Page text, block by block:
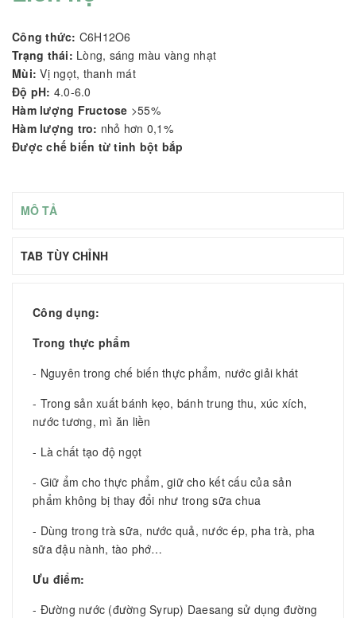
Công thức: C6H12O6
Trạng thái: Lòng, sáng màu vàng nhạt
Mùi:Vị ngọt, thanh mát
Độ pH: 4.0-6.0
Hàm lượng Fructose >55%
Hàm lượng tro: nhỏ hơn 0,1%
Được chế biến từ tinh bột bắp
MÔ TẢ
TAB TÙY CHỈNH
Công dụng:
Trong thực phẩm
- Nguyên trong chế biến thực phẩm, nước giải khát
- Trong sản xuất bánh kẹo, bánh trung thu, xúc xích,
nước tương, mì ăn liền
- Là chất tạo độ ngọt
- Giữ ẩm cho thực phẩm, giữ cho kết cấu của sản
phẩm không bị thay đổi như trong sữa chua
- Dùng trong trà sữa, nước quả, nước ép, pha trà, pha
sữa đậu nành, tào phớ…
Ưu điểm:
- Đường nước (đường Syrup) Daesang sử dụng đường